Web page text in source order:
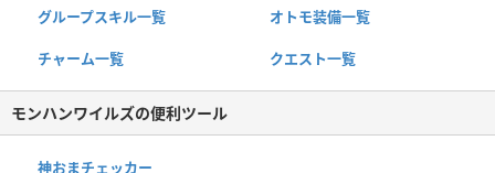
グループスキル一覧 オトモ装備一覧
チャーム一覧 クエスト一覧
モンハンワイルズの便利ツール
神おまチェッカー